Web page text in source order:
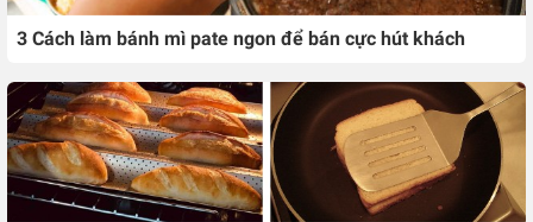
3 Cách làm bánh mì pate ngon để bán cực hút khách